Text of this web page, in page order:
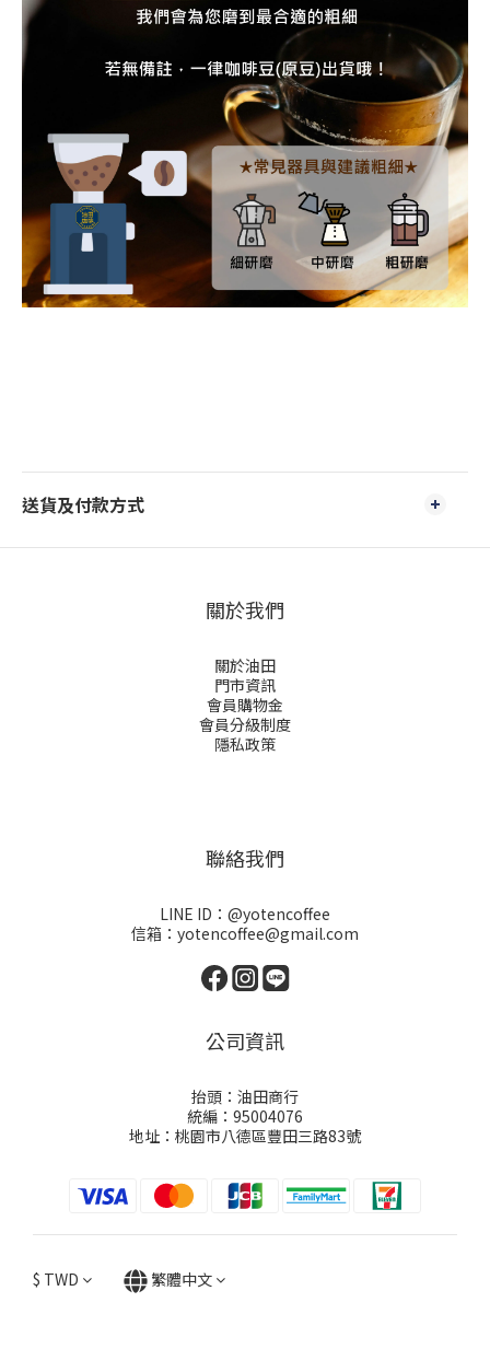
送貨及付款方式
關於我們
關於油田
門市資訊
會員購物金
會員分級制度
隱私政策
聯絡我們
LINE ID：@yotencoffee
信箱：yotencoffee@gmail.com
公司資訊
抬頭：油田商行
統編：95004076
地址：桃園市八德區豐田三路83號
$ TWD 繁體中文